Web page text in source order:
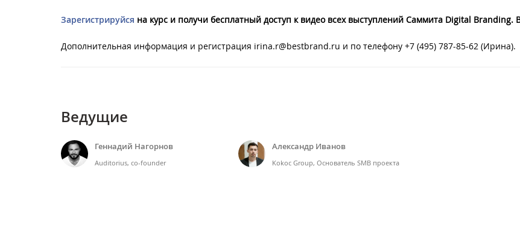
Зарегистрируйся на курс и получи бесплатный доступ к видео всех выступлений Саммита Digital Branding.
Дополнительная информация и регистрация irina.r@bestbrand.ru и по телефону +7 (495) 787-85-62 (Ирина).
Ведущие
Геннадий Нагорнов
Auditorius, co-founder
Александр Иванов
Kokoc Group, Основатель SMB проекта